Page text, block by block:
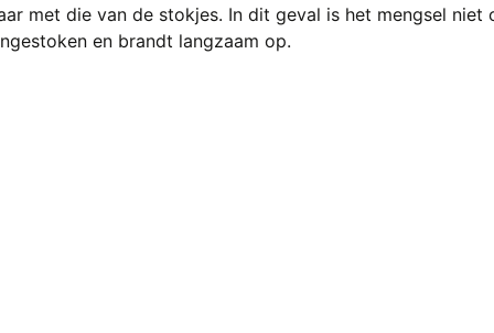
met die van de stokjes. In dit geval is het mengsel
en brandt langzaam op.